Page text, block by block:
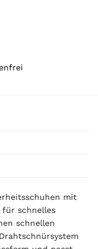
mit
für schnelles
schnellen